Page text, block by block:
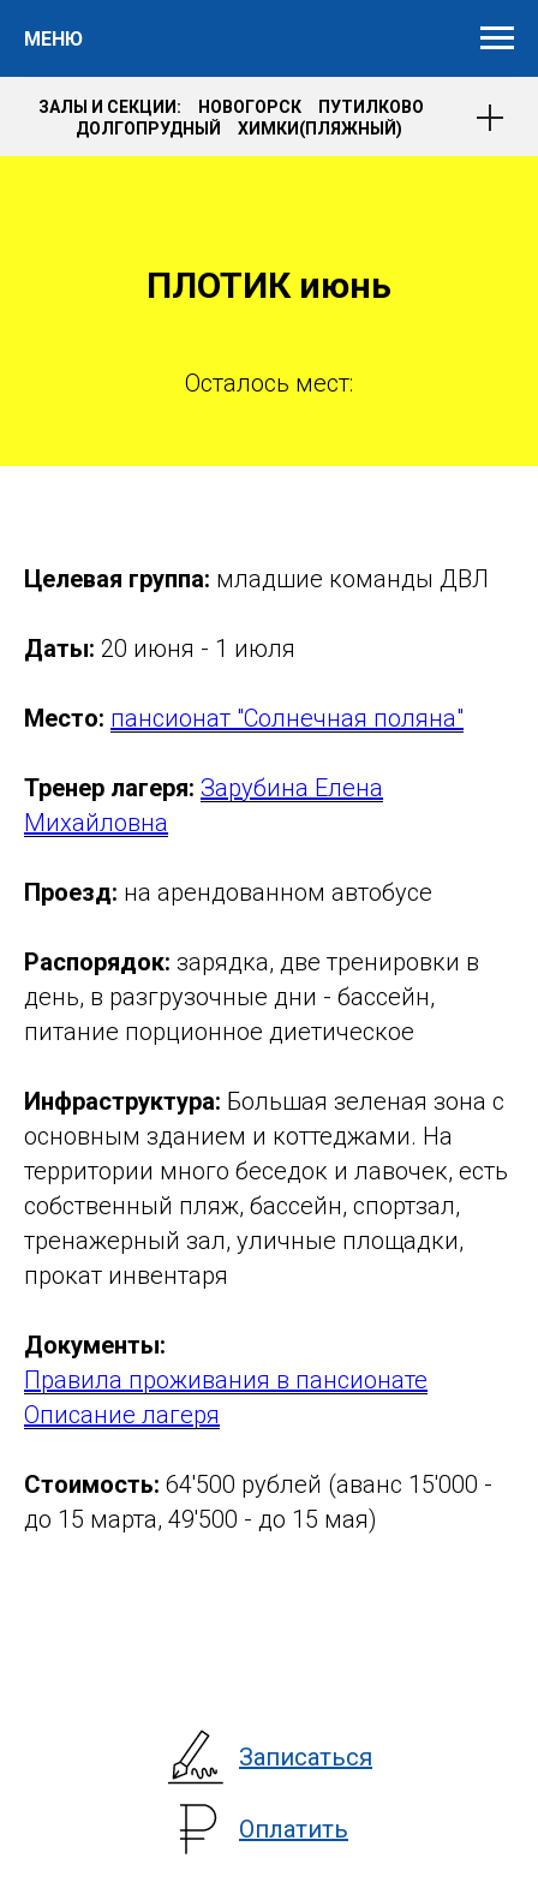
МЕНЮ
ЗАЛЫ И СЕКЦИИ: НОВОГОРСК ПУТИЛКОВО
ДОЛГОПРУДНЫЙ ХИМКИ(ПЛЯЖНЫЙ)
ПЛОТИК июнь
Осталось мест:
Целевая группа: младшие команды ДВЛ
Даты: 20 июня - 1 июля
Место: пансионат "Солнечная поляна"
Тренер лагеря: Зарубина Елена
Михайловна
Проезд: на арендованном автобусе
Распорядок: зарядка, две тренировки в
день, в разгрузочные дни - бассейн,
питание порционное диетическое
Инфраструктура: Большая зеленая зона с
основным зданием и коттеджами. На
территории много беседок и лавочек, есть
собственный пляж, бассейн, спортзал,
тренажерный зал, уличные площадки,
прокат инвентаря
Документы:
Правила проживания в пансионате
Описание лагеря
Стоимость: 64'500 рублей (аванс 15'000 -
до 15 марта, 49'500 - до 15 мая)
Записаться
Оплатить